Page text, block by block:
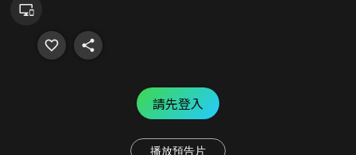
請先登入
播放預告片